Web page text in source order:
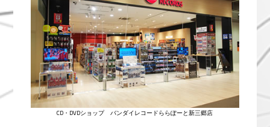
CD・DVDショップ バンダイレコードららぽーと新三郷店